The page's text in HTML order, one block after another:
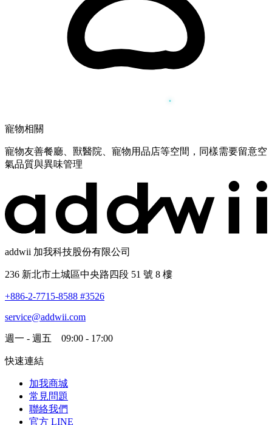
寵物相關
寵物友善餐廳、獸醫院、寵物用品店等空間，同樣需要留意空
氣品質與異味管理
addwii 加我科技股份有限公司
236 新北市土城區中央路四段 51 號 8 樓
+886-2-7715-8588 #3526
service@addwii.com
週一 - 週五 09:00 - 17:00
快速連結
加我商城
常見問題
聯絡我們
官方 LINE